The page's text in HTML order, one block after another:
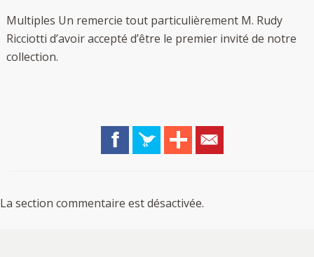
Multiples Un remercie tout particulièrement M. Rudy
Ricciotti d’avoir accepté d’être le premier invité de notre
collection.
La section commentaire est désactivée.